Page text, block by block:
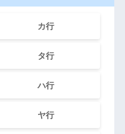
カ行
タ行
ハ行
ヤ行